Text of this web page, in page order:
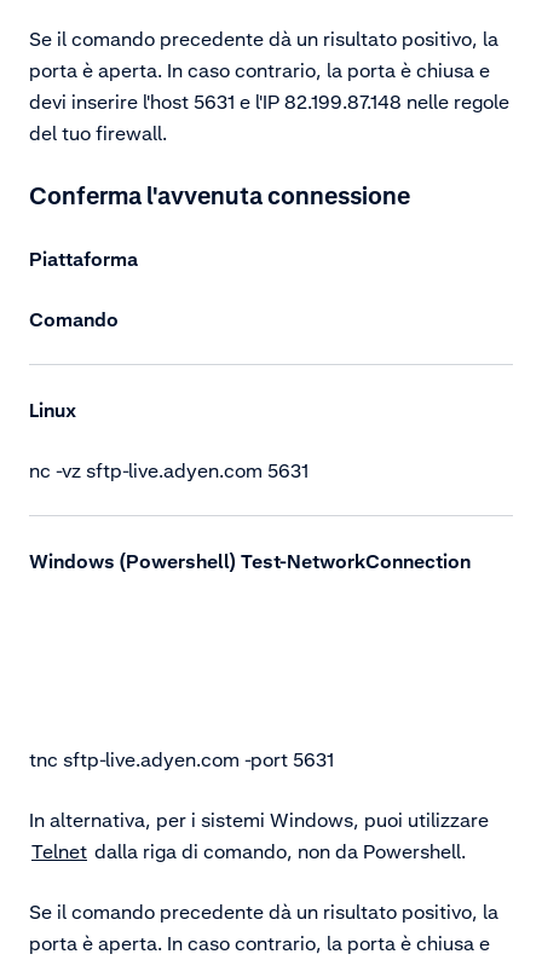
Se il comando precedente dà un risultato positivo, la
porta è aperta. In caso contrario, la porta è chiusa e
devi inserire l'host 5631 e l'IP 82.199.87.148 nelle regole
del tuo firewall.
Conferma l'avvenuta connessione
Piattaforma
Comando
Linux
nc -vz sftp-live.adyen.com 5631
Windows (Powershell) Test-NetworkConnection
tnc sftp-live.adyen.com -port 5631
In alternativa, per i sistemi Windows, puoi utilizzare
Telnet dalla riga di comando, non da Powershell.
Se il comando precedente dà un risultato positivo, la
porta è aperta. In caso contrario, la porta è chiusa e